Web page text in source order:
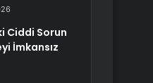
Ciddi Sorun
İmkansız